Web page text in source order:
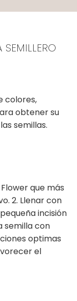
colores,
obtener su
semillas.
que más
2. Llenar con
incisión
semilla con
optimas
el